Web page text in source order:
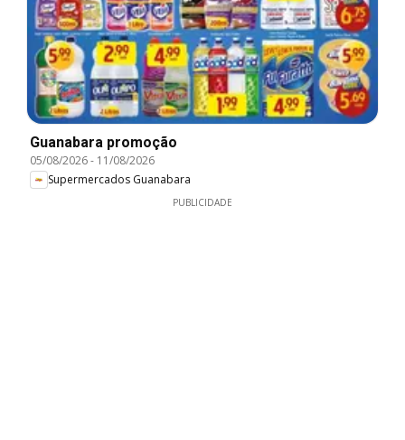
Guanabara promoção
05/08/2026- 11/08/2026
Supermercados Guanabara
PUBLICIDADE